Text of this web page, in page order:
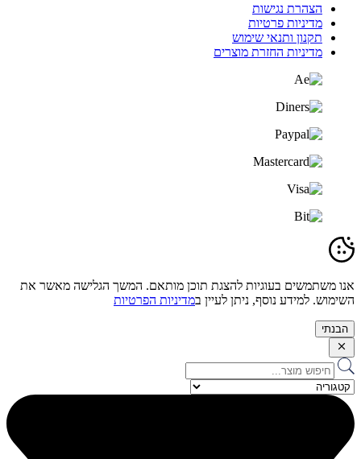
הצהרת נגישות
מדיניות פרטיות
תקנון ותנאי שימוש
מדיניות החזרת מוצרים
אנו משתמשים בעוגיות להצגת תוכן מותאם. המשך הגלישה מאשר את
השימוש. למידע נוסף, ניתן לעיין במדיניות הפרטיות
הבנתי
Search
...